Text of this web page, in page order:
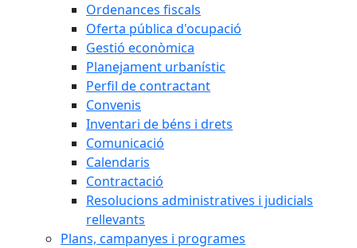
Ordenances fiscals
Oferta pública d'ocupació
Gestió econòmica
Planejament urbanístic
Perfil de contractant
Convenis
Inventari de béns i drets
Comunicació
Calendaris
Contractació
Resolucions administratives i judicials
rellevants
Plans, campanyes i programes